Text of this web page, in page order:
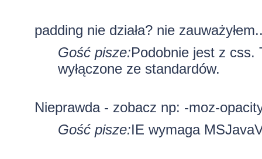
padding nie działa? nie
Gość pisze:Podobnie jest z css.
wyłączone ze standardów.
Nieprawda - zobacz np: -moz-
Gość pisze:IE wymaga